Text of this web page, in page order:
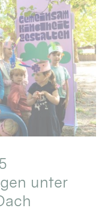
unter